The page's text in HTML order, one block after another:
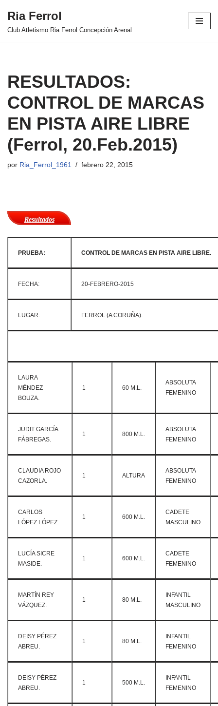
Saltar
Ria Ferrol
Club Atletismo Ria Ferrol Concepción Arenal
RESULTADOS:
CONTROL DE MARCAS
EN PISTA AIRE LIBRE
(Ferrol, 20.Feb.2015)
por Ria_Ferrol_1961 febrero 22, 2015
Resultados
PRUEBA: CONTROL DE MARCAS EN PISTA AIRE LIBRE.
FECHA: 20-FEBRERO-2015
LUGAR: FERROL (A CORUÑA).
LAURA
MÉNDEZ
BOUZA.
1 60 M.L.
ABSOLUTA
FEMENINO
JUDIT GARCÍA
FÁBREGAS.
1 800 M.L.
ABSOLUTA
FEMENINO
CLAUDIA ROJO
CAZORLA.
1 ALTURA
ABSOLUTA
FEMENINO
CARLOS
LÓPEZ LÓPEZ.
1 600 M.L.
CADETE
MASCULINO
LUCÍA SICRE
MASIDE.
1 600 M.L.
CADETE
FEMENINO
MARTÍN REY
VÁZQUEZ.
1 80 M.L.
INFANTIL
MASCULINO
DEISY PÉREZ
ABREU.
1 80 M.L.
INFANTIL
FEMENINO
DEISY PÉREZ
ABREU.
1 500 M.L.
INFANTIL
FEMENINO